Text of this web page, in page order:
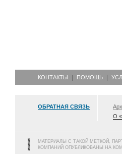
КОНТАКТЫ ПОМОЩЬ
ОБРАТНАЯ СВЯЗЬ
О
МАТЕРИАЛЫ С ТАКОЙ МЕТКОЙ,
КОМПАНИЙ ОПУБЛИКОВАНЫ НА